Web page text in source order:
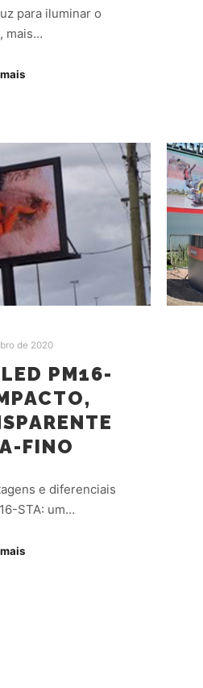
para iluminar o
mais…
de 2020
PM16-
FINO
e diferenciais
STA: um…